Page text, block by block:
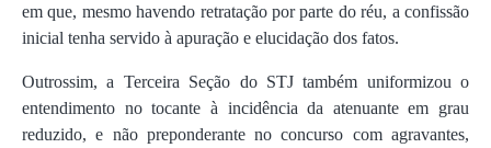
em que, mesmo havendo retratação por parte do réu, a confissão
inicial tenha servido à apuração e elucidação dos fatos.
Outrossim, a Terceira Seção do STJ também uniformizou o
entendimento no tocante à incidência da atenuante em grau
reduzido, e não preponderante no concurso com agravantes,